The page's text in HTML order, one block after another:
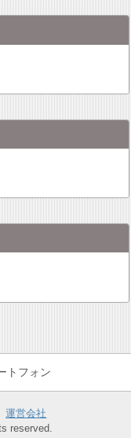
トフォン
運営会社
reserved.